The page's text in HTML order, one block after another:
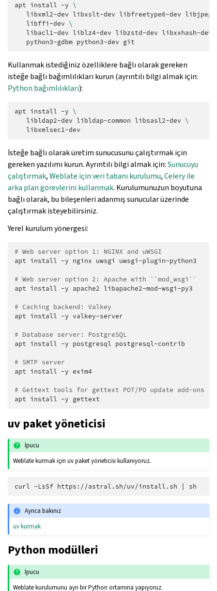
apt install -y \
libxml2-dev libxslt-dev libfreetype6-dev libjpeg-
libffi-dev \
libacl1-dev liblz4-dev libzstd-dev libxxhash-dev
python3-gdbm python3-dev
Kullanmak istediğiniz özelliklere bağlı olarak gereken
isteğe bağlı bağımlılıkları kurun (ayrıntılı bilgi almak için:
Python bağımlılıkları):
apt install -y \
libldap2-dev libldap-common libsasl2-dev \
İsteğe bağlı olarak üretim sunucusunu çalıştırmak için
gereken yazılımı kurun. Ayrıntılı bilgi almak için:Sunucuyu
çalıştırmak,Weblate için veri tabanı kurulumu,Celery ile
arka plan görevlerini kullanmak. Kurulumunuzun boyutuna
bağlı olarak, bu bileşenleri adanmış sunucular üzerinde
çalıştırmak isteyebilirsiniz.
Yerel kurulum yönergesi:
# Web server option 1: NGINX and uWSGI
apt install -y nginx uwsgi uwsgi-plugin-python3
# Web server option 2: Apache with ``mod_wsgi``
apt install -y apache2 libapache2-mod-wsgi-py3
# Caching backend: Valkey
apt install -y valkey-server
# Database server: PostgreSQL
apt install -y postgresql postgresql-contrib
# SMTP server
apt install -y exim4
# Gettext tools for gettext POT/PO update add-ons
apt install -y
uv paket yöneticisi
İpucu
Weblate kurmak için uv paket yöneticisi kullanıyoruz.
curl -LsSf https://astral.sh/uv/install.sh
Ayrıca bakınız
uv kurmak
Python modülleri
İpucu
Weblate kurulumunu ayrı bir Python ortamına yapıyoruz.